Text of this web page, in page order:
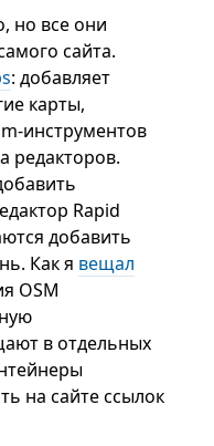
но все они
сайта.
: добавляет
карты,
инструментов
редакторов.
Rapid
добавить
Как я вещал
OSM
в отдельных
на сайте ссылок